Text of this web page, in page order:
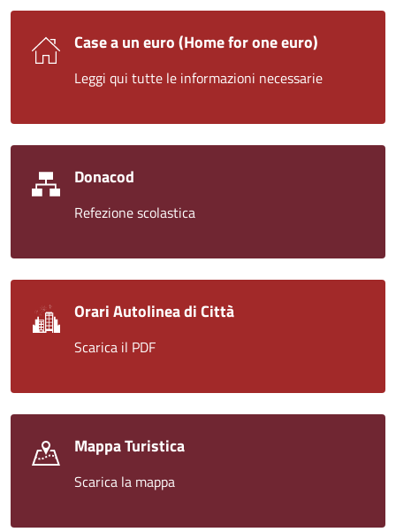
Case a un euro (Home for one euro)
Leggi qui tutte le informazioni necessarie
Donacod
Refezione scolastica
Orari Autolinea di Città
Scarica il PDF
Mappa Turistica
Scarica la mappa